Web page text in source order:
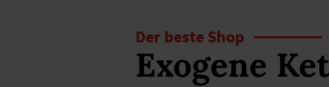
Der beste Shop
Exogene